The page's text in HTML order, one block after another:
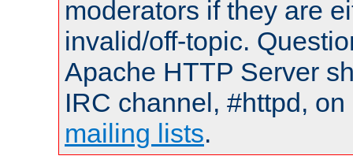
moderators if they are
invalid/off-topic.
Apache HTTP Server
IRC channel, #httpd,
mailing lists.